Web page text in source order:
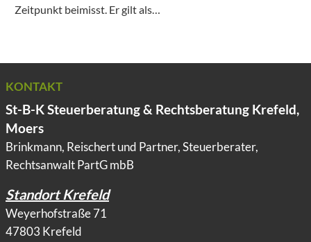
Zeitpunkt beimisst. Er gilt als…
KONTAKT
St-B-K Steuerberatung & Rechtsberatung Krefeld,
Moers
Brinkmann, Reischert und Partner, Steuerberater,
Rechtsanwalt PartG mbB
Standort Krefeld
Weyerhofstraße 71
47803 Krefeld